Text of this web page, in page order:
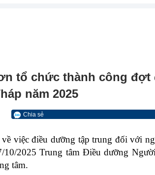
tổ chức thành công
năm 2025
Chia sẻ
việc điều dưỡng tập trung đối với
2025 Trung tâm Điều dưỡng
tâm.